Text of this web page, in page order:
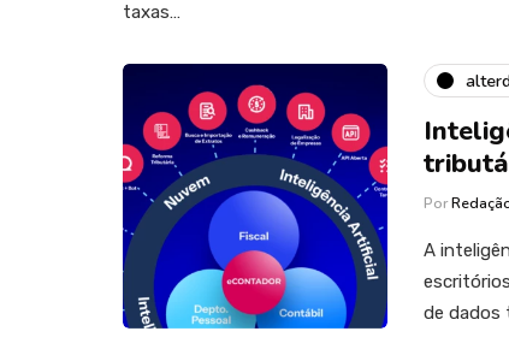
taxas…
Por
A
de dados